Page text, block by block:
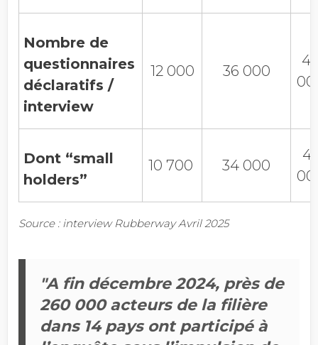
Nombre de
questionnaires
déclaratifs /
interview
12 000 36 000
Dont “small
holders”
10 700 34 000
Source : interview Rubberway Avril 2025
"A fin décembre 2024, près de
260 000 acteurs de la filière
dans 14 pays ont participé à